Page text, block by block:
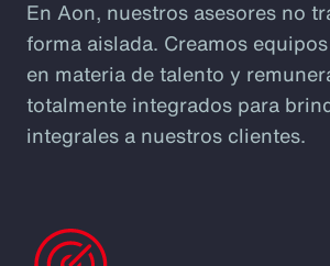
En Aon, nuestros asesores no
forma aislada. Creamos
en materia de talento y
totalmente integrados para
integrales a nuestros clientes.